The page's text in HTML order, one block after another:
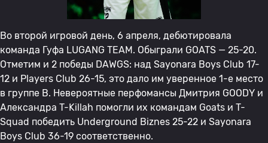
Во второй игровой день, 6 апреля, дебютировала
команда Гуфа LUGANG TEAM. Обыграли GOATS — 25-20.
Отметим и 2 победы DAWGS: над Sayonara Boys Club 17-
12 и Players Club 26-15, это дало им уверенное 1-е место
в группе В. Невероятные перфомансы Дмитрия GOODY и
Александра T-Killah помогли их командам Goats и T-
Squad победить Underground Biznes 25-22 и Sayonara
Boys Club 36-19 соответственно.